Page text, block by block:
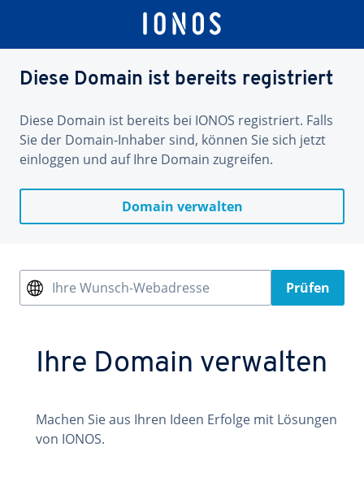
Diese Domain ist bereits registriert
Diese Domain ist bereits bei IONOS registriert. Falls
Sie der Domain-Inhaber sind, können Sie sich jetzt
einloggen und auf Ihre Domain zugreifen.
Domain verwalten
Ihre Wunsch-Webadresse Prüfen
Ihre Domain verwalten
Machen Sie aus Ihren Ideen Erfolge mit Lösungen
von IONOS.